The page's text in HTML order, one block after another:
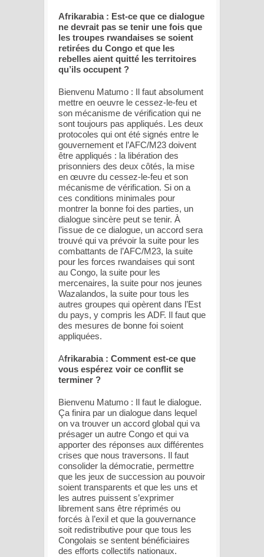
Afrikarabia : Est-ce que ce dialogue
ne devrait pas se tenir une fois que
les troupes rwandaises se soient
retirées du Congo et que les
rebelles aient quitté les territoires
qu’ils occupent ?
Bienvenu Matumo : Il faut absolument
mettre en oeuvre le cessez-le-feu et
son mécanisme de vérification qui ne
sont toujours pas appliqués. Les deux
protocoles qui ont été signés entre le
gouvernement et l’AFC/M23 doivent
être appliqués : la libération des
prisonniers des deux côtés, la mise
en œuvre du cessez-le-feu et son
mécanisme de vérification. Si on a
ces conditions minimales pour
montrer la bonne foi des parties, un
dialogue sincère peut se tenir. À
l’issue de ce dialogue, un accord sera
trouvé qui va prévoir la suite pour les
combattants de l’AFC/M23, la suite
pour les forces rwandaises qui sont
au Congo, la suite pour les
mercenaires, la suite pour nos jeunes
Wazalandos, la suite pour tous les
autres groupes qui opèrent dans l’Est
du pays, y compris les ADF. Il faut que
des mesures de bonne foi soient
appliquées.
Afrikarabia : Comment est-ce que
vous espérez voir ce conflit se
terminer ?
Bienvenu Matumo : Il faut le dialogue.
Ça finira par un dialogue dans lequel
on va trouver un accord global qui va
présager un autre Congo et qui va
apporter des réponses aux différentes
crises que nous traversons. Il faut
consolider la démocratie, permettre
que les jeux de succession au pouvoir
soient transparents et que les uns et
les autres puissent s’exprimer
librement sans être réprimés ou
forcés à l’exil et que la gouvernance
soit redistributive pour que tous les
Congolais se sentent bénéficiaires
des efforts collectifs nationaux.